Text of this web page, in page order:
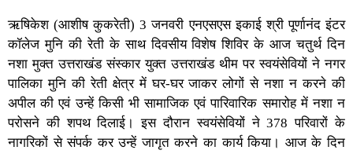
ऋषिकेश (आशीष कुकरेती) 3 जनवरी एनएसएस इकाई श्री पूर्णानंद इंटर
कॉलेज मुनि की रेती के साथ दिवसीय विशेष शिविर के आज चतुर्थ दिन
नशा मुक्त उत्तराखंड संस्कार युक्त उत्तराखंड थीम पर स्वयंसेवियों ने नगर
पालिका मुनि की रेती क्षेत्र में घर-घर जाकर लोगों से नशा न करने की
अपील की एवं उन्हें किसी भी सामाजिक एवं पारिवारिक समारोह में नशा न
परोसने की शपथ दिलाई। इस दौरान स्वयंसेवियों ने 378 परिवारों के
नागरिकों से संपर्क कर उन्हें जागृत करने का कार्य किया। आज के दिन